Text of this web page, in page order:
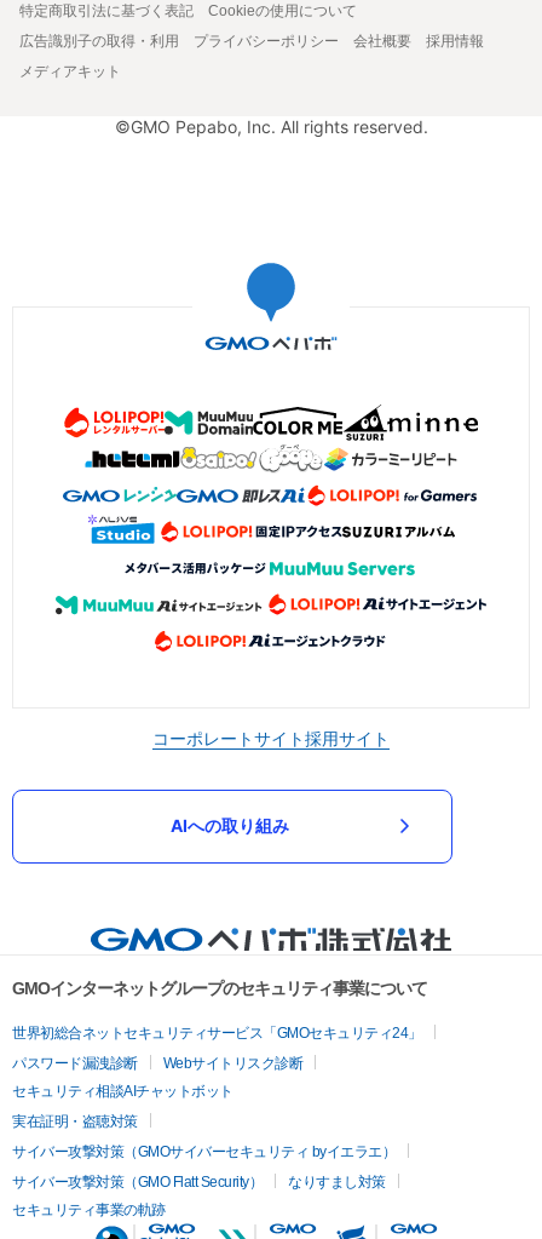
特定商取引法に基づく表記
Cookieの使用について
広告識別子の取得・利用
プライバシーポリシー 会社概要
採用情報
メディアキット
©GMO Pepabo, Inc. All rights reserved.
コーポレートサイト採用サイト
AIへの取り組み
GMOインターネットグループのセキュリティ事業について
世界初総合ネットセキュリティサービス「GMOセキュリティ24」
パスワード漏洩診断
Webサイトリスク診断
セキュリティ相談AIチャットボット
実在証明・盗聴対策
サイバー攻撃対策（GMOサイバーセキュリティ byイエラエ）
サイバー攻撃対策（GMO Flatt Security）
なりすまし対策
セキュリティ事業の軌跡